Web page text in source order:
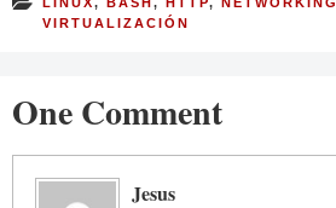
VIRTUALIZACIÓN
One Comment
Jesus